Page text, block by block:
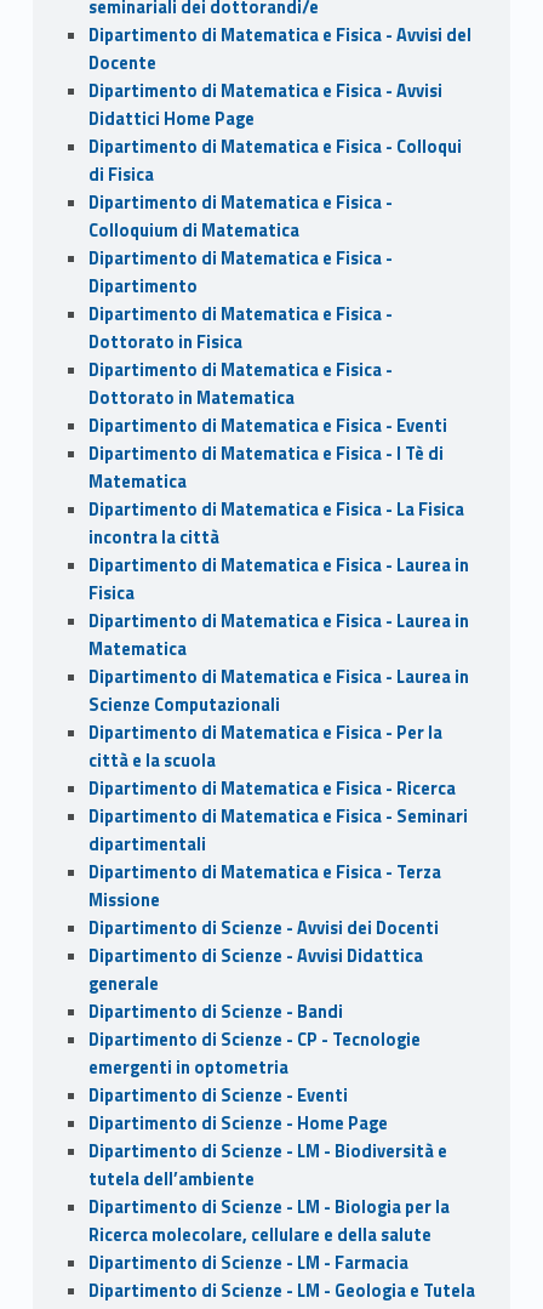
seminariali dei dottorandi/e
Dipartimento di Matematica e Fisica - Avvisi del
Docente
Dipartimento di Matematica e Fisica - Avvisi
Didattici Home Page
Dipartimento di Matematica e Fisica - Colloqui
di Fisica
Dipartimento di Matematica e Fisica -
Colloquium di Matematica
Dipartimento di Matematica e Fisica -
Dipartimento
Dipartimento di Matematica e Fisica -
Dottorato in Fisica
Dipartimento di Matematica e Fisica -
Dottorato in Matematica
Dipartimento di Matematica e Fisica - Eventi
Dipartimento di Matematica e Fisica - I Tè di
Matematica
Dipartimento di Matematica e Fisica - La Fisica
incontra la città
Dipartimento di Matematica e Fisica - Laurea in
Fisica
Dipartimento di Matematica e Fisica - Laurea in
Matematica
Dipartimento di Matematica e Fisica - Laurea in
Scienze Computazionali
Dipartimento di Matematica e Fisica - Per la
città e la scuola
Dipartimento di Matematica e Fisica - Ricerca
Dipartimento di Matematica e Fisica - Seminari
dipartimentali
Dipartimento di Matematica e Fisica - Terza
Missione
Dipartimento di Scienze - Avvisi dei Docenti
Dipartimento di Scienze - Avvisi Didattica
generale
Dipartimento di Scienze - Bandi
Dipartimento di Scienze - CP - Tecnologie
emergenti in optometria
Dipartimento di Scienze - Eventi
Dipartimento di Scienze - Home Page
Dipartimento di Scienze - LM - Biodiversità e
tutela dell’ambiente
Dipartimento di Scienze - LM - Biologia per la
Ricerca molecolare, cellulare e della salute
Dipartimento di Scienze - LM - Farmacia
Dipartimento di Scienze - LM - Geologia e Tutela